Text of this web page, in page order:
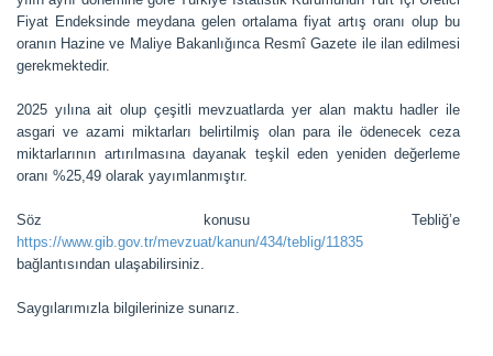
Fiyat Endeksinde meydana gelen ortalama fiyat artış oranı olup bu
oranın Hazine ve Maliye Bakanlığınca Resmî Gazete ile ilan edilmesi
gerekmektedir.
2025 yılına ait olup çeşitli mevzuatlarda yer alan maktu hadler ile
asgari ve azami miktarları belirtilmiş olan para ile ödenecek ceza
miktarlarının artırılmasına dayanak teşkil eden yeniden değerleme
oranı %25,49 olarak yayımlanmıştır.
Söz konusu Tebliğ’e
https://www.gib.gov.tr/mevzuat/kanun/434/teblig/11835
bağlantısından ulaşabilirsiniz.
Saygılarımızla bilgilerinize sunarız.